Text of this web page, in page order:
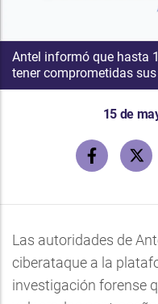
Antel informó que hasta
tener comprometidas
15 de
Las autoridades de
ciberataque a la
investigación forense